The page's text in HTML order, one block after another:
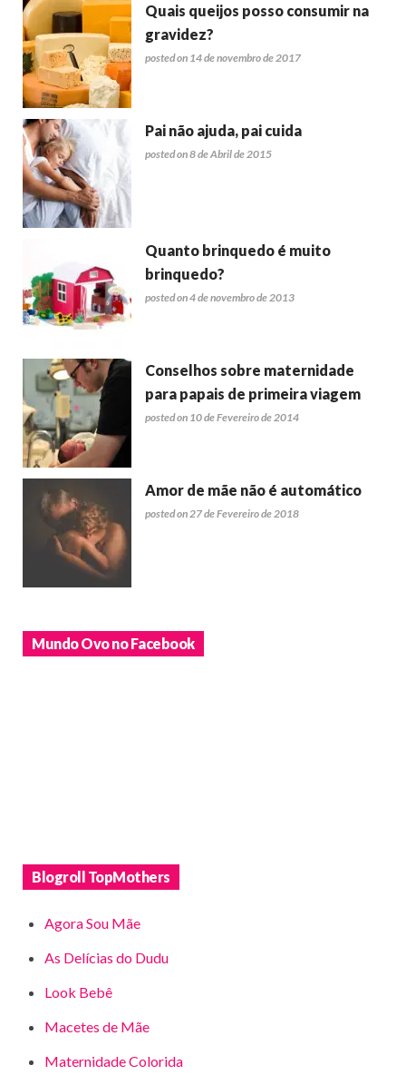
Quais queijos posso consumir na
gravidez?
posted on 14 de novembro de 2017
Pai não ajuda, pai cuida
posted on 8 de Abril de 2015
Quanto brinquedo é muito
brinquedo?
posted on 4 de novembro de 2013
Conselhos sobre maternidade
para papais de primeira viagem
posted on 10 de Fevereiro de 2014
Amor de mãe não é automático
posted on 27 de Fevereiro de 2018
Mundo Ovo no Facebook
Blogroll TopMothers
Agora Sou Mãe
As Delícias do Dudu
Look Bebê
Macetes de Mãe
Maternidade Colorida